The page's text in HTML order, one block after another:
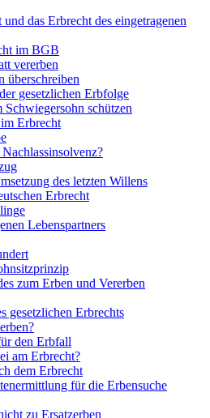
das Erbrecht des eingetragenen
im BGB
vererben
überschreiben
gesetzlichen Erbfolge
schützen
Erbrecht
des letzten Willens
Erbrecht
Lebenspartners
zum Erben und Vererben
gesetzlichen Erbrechts
den Erbfall
am Erbrecht?
dem Erbrecht
für die Erbensuche
zu Ersatzerben